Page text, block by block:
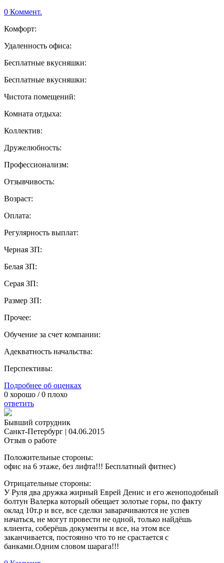
0 Коммент.
Комфорт:
Удаленность офиса:
Бесплатные вкусняшки:
Бесплатные вкусняшки:
Чистота помещений:
Комната отдыха:
Коллектив:
Дружелюбность:
Профессионализм:
Отзывчивость:
Возраст:
Оплата:
Регулярность выплат:
Черная ЗП:
Белая ЗП:
Серая ЗП:
Размер ЗП:
Прочее:
Обучение за счет компании:
Адекватность начальства:
Перспективы:
Подробнее об оценках
0 хорошо /0 плохо
ответить
Бывший сотрудник
Санкт-Петербург | 04.06.2015
Отзыв о работе
Положительные стороны:
офис на 6 этаже, без лифта!!! Бесплатный фитнес)
Отрицательные стороны:
У Руля два дружка жирный Еврей Денис и его женоподобный
болтун Валерка который обещает золотые горы, по факту
оклад 10т.р и все, все сделки заварачиваются не успев
начаться, не могут провести не одной, только найдёшь
клиента, соберёшь документы и все, на этом все
заканчивается, постоянно что то не срастается с
банками.Одним словом шарага!!!